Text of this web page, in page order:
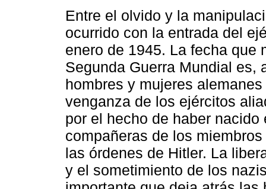
Entre el olvido y la
ocurrido con la entrada del
enero de 1945. La fecha que
Segunda Guerra Mundial es,
hombres y mujeres
venganza de los ejércitos
por el hecho de haber
compañeras de los
las órdenes de Hitler. La
y el sometimiento de los